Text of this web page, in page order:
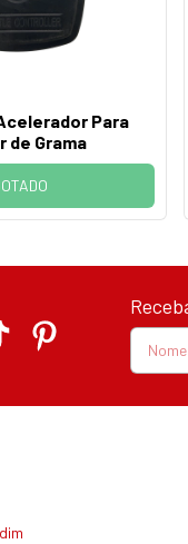
Para
de Grama